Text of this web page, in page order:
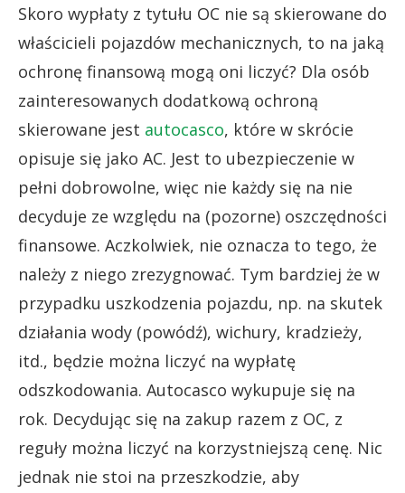
Skoro wypłaty z tytułu OC nie są skierowane do
właścicieli pojazdów mechanicznych, to na jaką
ochronę finansową mogą oni liczyć? Dla osób
zainteresowanych dodatkową ochroną
skierowane jest autocasco, które w skrócie
opisuje się jako AC. Jest to ubezpieczenie w
pełni dobrowolne, więc nie każdy się na nie
decyduje ze względu na (pozorne) oszczędności
finansowe. Aczkolwiek, nie oznacza to tego, że
należy z niego zrezygnować. Tym bardziej że w
przypadku uszkodzenia pojazdu, np. na skutek
działania wody (powódź), wichury, kradzieży,
itd., będzie można liczyć na wypłatę
odszkodowania. Autocasco wykupuje się na
rok. Decydując się na zakup razem z OC, z
reguły można liczyć na korzystniejszą cenę. Nic
jednak nie stoi na przeszkodzie, aby